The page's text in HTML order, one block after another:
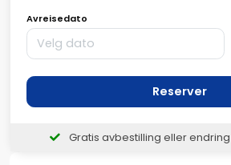
Avreisedato
Reserver
Gratis avbestilling eller